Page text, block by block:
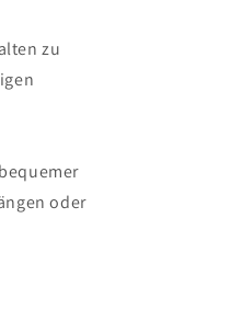
zu
oder